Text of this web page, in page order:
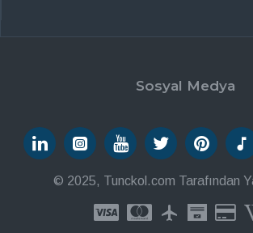
Sosyal Medya
© 2025, Tunckol.com Tarafından